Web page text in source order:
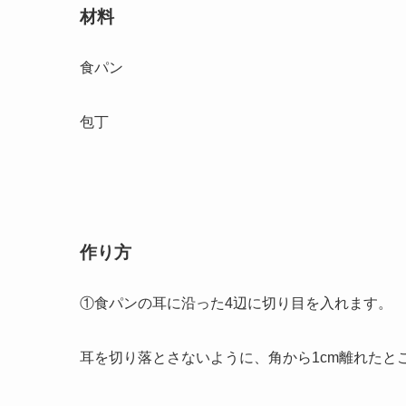
材料
食パン
包丁
作り方
①食パンの耳に沿った4辺に切り目を入れます。
耳を切り落とさないように、角から1cm離れたと